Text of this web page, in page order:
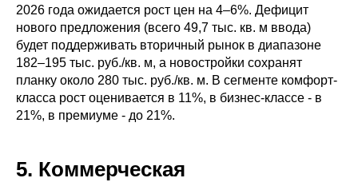
2026 года ожидается рост цен на 4–6%. Дефицит
нового предложения (всего 49,7 тыс. кв. м ввода)
будет поддерживать вторичный рынок в диапазоне
182–195 тыс. руб./кв. м, а новостройки сохранят
планку около 280 тыс. руб./кв. м. В сегменте комфорт-
класса рост оценивается в 11%, в бизнес-классе - в
21%, в премиуме - до 21%.
5. Коммерческая